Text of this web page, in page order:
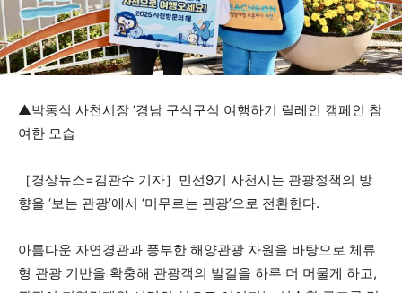
▲박동식 사천시장 ‘경남 구석구석 여행하기 릴레인 캠페인 참
여한 모습
［경상뉴스=김관수 기자］민선9기 사천시는 관광정책의 방
향을 ‘보는 관광’에서 ‘머무르는 관광’으로 전환한다.
아름다운 자연경관과 풍부한 해양관광 자원을 바탕으로 체류
형 관광 기반을 확충해 관광객의 발길을 하루 더 머물게 하고,